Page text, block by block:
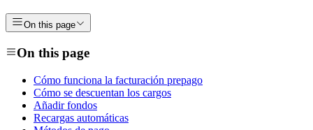
On this page
On this page
Cómo funciona la facturación prepago
Cómo se descuentan los cargos
Añadir fondos
Recargas automáticas